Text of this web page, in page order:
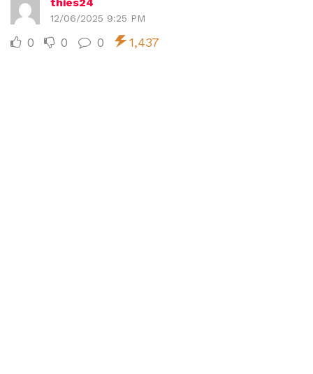
12/06/2025 9:25 PM
0 0 0 1,437